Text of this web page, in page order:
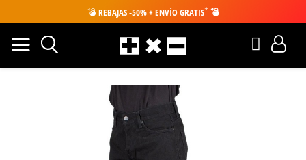
💣 REBAJAS -50% + ENVÍO GRATIS* 💣